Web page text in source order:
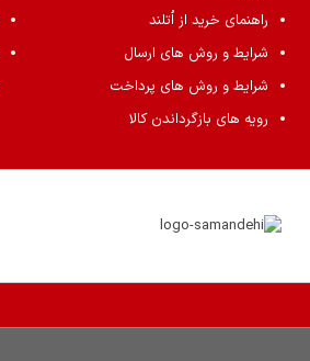
راهنمای خرید از اُتلند
شرایط و روش های ارسال
شرایط و روش های پرداخت
رویه های بازگرداندن کالا